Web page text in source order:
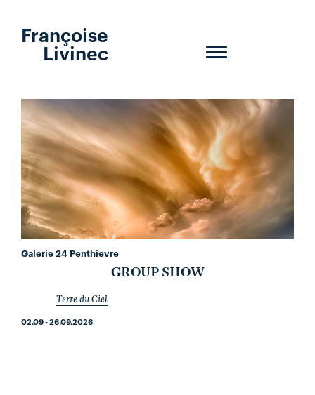
Toggle
Françoise
Livinec
Galerie 24 Penthievre
GROUP SHOW
Terre du Ciel
02.09 - 26.09.2026